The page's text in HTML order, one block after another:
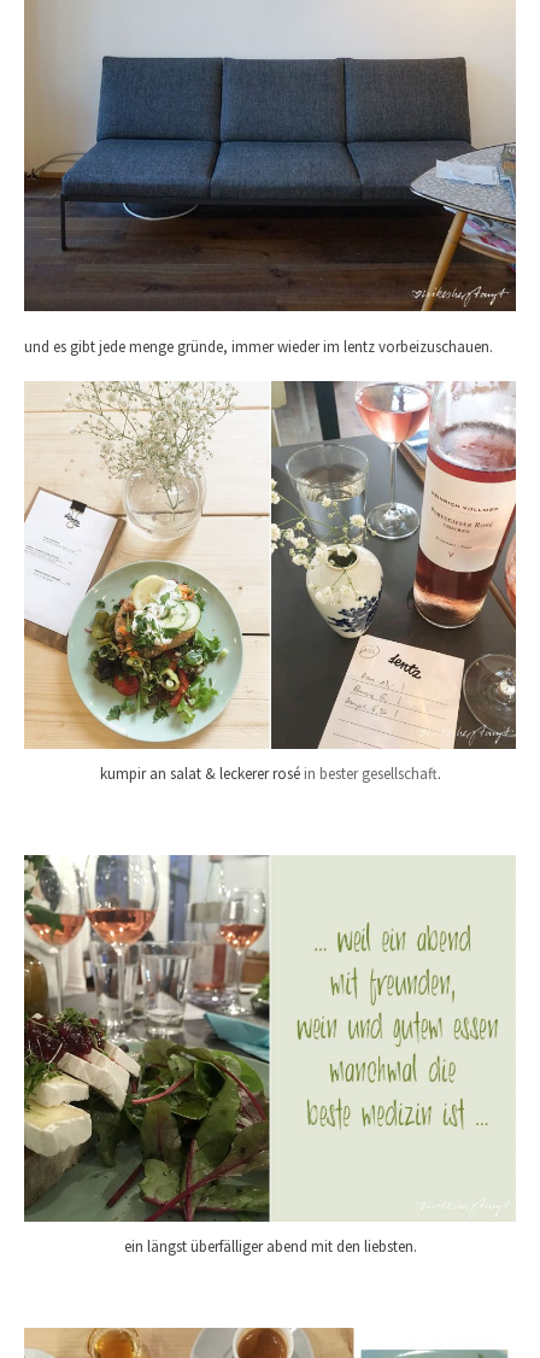
und es gibt jede menge gründe, immer wieder im lentz vorbeizuschauen.
kumpir an salat & leckerer rosé in bester gesellschaft.
ein längst überfälliger abend mit den liebsten.